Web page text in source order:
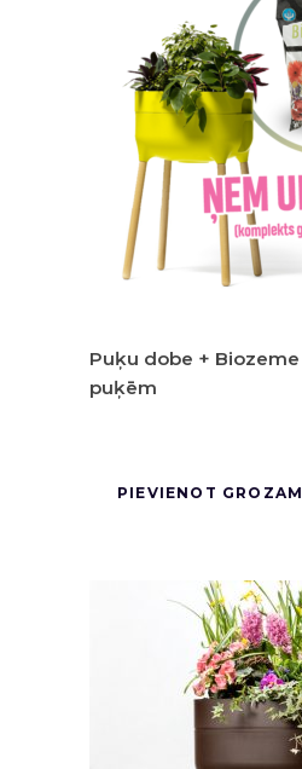
Puķu dobe + Biozeme
puķēm
PIEVIENOT GROZAM